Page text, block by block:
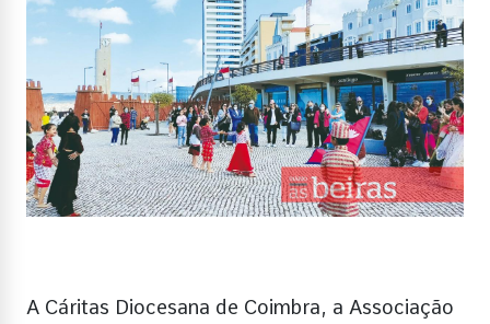
A Cáritas Diocesana de Coimbra, a Associação